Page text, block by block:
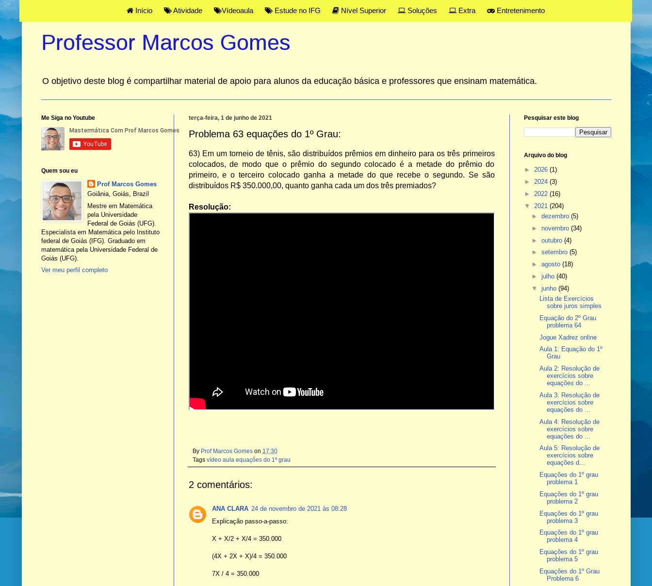
Início Atividade Vídeoaula Estude no IFG Nível Superior Soluções Extra Entretenimento
Professor Marcos Gomes
O objetivo deste blog é compartilhar material de apoio para alunos da educação básica e professores que ensinam matemática.
terça-feira, 1 de junho de 2021
Problema 63 equações do 1º Grau:
63) Em um torneio de tênis, são distribuídos prêmios em dinheiro para os três primeiros
colocados, de modo que o prêmio do segundo colocado é a metade do prêmio do
primeiro, e o terceiro colocado ganha a metade do que recebe o segundo. Se são
distribuídos R$ 350.000,00, quanto ganha cada um dos três premiados?
Resolução:
By Prof Marcos Gomes on 17:30
Tags vídeo aula equações do 1º grau
2 comentários:
ANA CLARA 24 de novembro de 2021 às 08:28
Explicação passo-a-passo:
X + X/2 + X/4 = 350.000
(4X + 2X + X)/4 = 350.000
7X / 4 = 350.000
Me Siga no Youtube
Quem sou eu
Prof Marcos Gomes
Goiânia, Goiás, Brazil
Mestre em Matemática
pela Universidade
Federal de Goiás (UFG).
Especialista em Matemática pelo Instituto
federal de Goiás (IFG). Graduado em
matemática pela Universidade Federal de
Goiás (UFG).
Ver meu perfil completo
Pesquisar este blog
Arquivo do blog
► 2026 (1)
► 2024 (3)
► 2022 (16)
▼ 2021 (204)
►dezembro(5)
►novembro(34)
►outubro(4)
►setembro(5)
►agosto(18)
►julho(40)
▼junho(94)
Lista de Exercícios
sobre juros simples
Equação do 2º Grau
problema 64
Jogue Xadrez online
Aula 1: Equação do 1º
Grau
Aula 2: Resolução de
exercícios sobre
equações do ...
Aula 3: Resolução de
exercícios sobre
equações do ...
Aula 4: Resolução de
exercícios sobre
equações do ...
Aula 5: Resolução de
exercícios sobre
equações d...
Equações do 1º grau
problema 1
Equações do 1º grau
problema 2
Equações do 1º grau
problema 3
Equações do 1º grau
problema 4
Equações do 1º grau
problema 5
Equações do 1º Grau
Problema 6